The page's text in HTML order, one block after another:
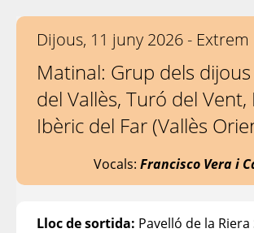
Dijous, 11 juny 2026 - Extrem
Matinal: Grup dels
del Vallès, Turó del
Ibèric del Far (Vallès
Vocals: Francisco Vera i
Lloc de sortida: Pavelló de la Riera